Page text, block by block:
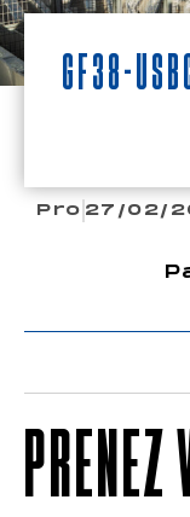
GF38-
Pro 27/02/